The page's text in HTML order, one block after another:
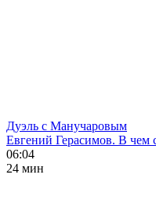
Дуэль с Манучаровым
Евгений Герасимов. В чем
06:04
24 мин